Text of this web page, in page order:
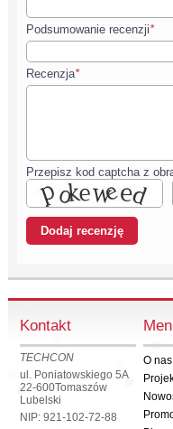
Podsumowanie recenzji*
Recenzja*
Przepisz kod captcha z
Kontakt
TECHCON
ul. Poniatowskiego 5A
22-600Tomaszów
Lubelski
NIP: 921-102-72-88
O nas